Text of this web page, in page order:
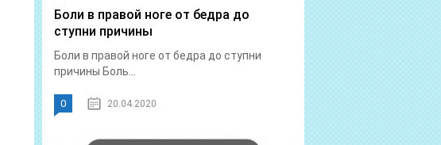
Боли в правой ноге от бедра до
ступни причины
Боли в правой ноге от бедра до ступни
причины Боль...
0 20.04.2020